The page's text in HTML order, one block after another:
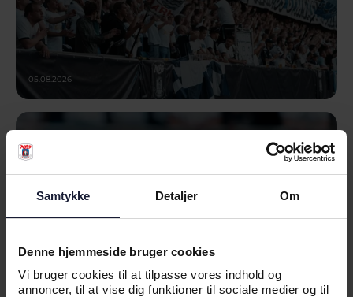
Samtykke Detaljer Om
Denne hjemmeside bruger cookies
Vi bruger cookies til at tilpasse vores indhold og
annoncer, til at vise dig funktioner til sociale medier og til
05.08.2026
VENTER: - VI HAR FORBEREDT OS
GODT